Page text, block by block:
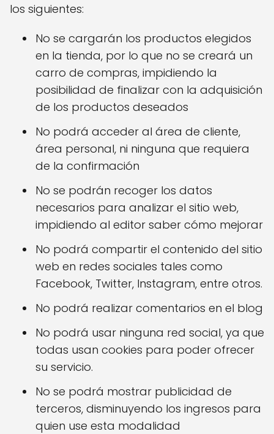
los siguientes:
No se cargarán los productos elegidos
en la tienda, por lo que no se creará un
carro de compras, impidiendo la
posibilidad de finalizar con la adquisición
de los productos deseados
No podrá acceder al área de cliente,
área personal, ni ninguna que requiera
de la confirmación
No se podrán recoger los datos
necesarios para analizar el sitio web,
impidiendo al editor saber cómo mejorar
No podrá compartir el contenido del sitio
web en redes sociales tales como
Facebook, Twitter, Instagram, entre otros.
No podrá realizar comentarios en el blog
No podrá usar ninguna red social, ya que
todas usan cookies para poder ofrecer
su servicio.
No se podrá mostrar publicidad de
terceros, disminuyendo los ingresos para
quien use esta modalidad